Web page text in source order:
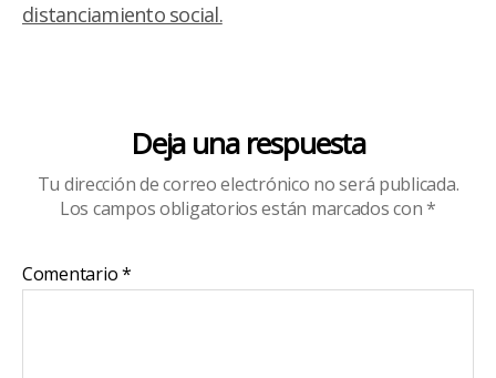
distanciamiento social.
Deja una respuesta
Tu dirección de correo electrónico no será publicada.
Los campos obligatorios están marcados con*
Comentario*